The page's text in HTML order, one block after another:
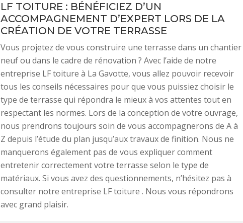
LF TOITURE : BÉNÉFICIEZ D’UN
ACCOMPAGNEMENT D’EXPERT LORS DE LA
CRÉATION DE VOTRE TERRASSE
Vous projetez de vous construire une terrasse dans un chantier
neuf ou dans le cadre de rénovation ? Avec l’aide de notre
entreprise LF toiture à La Gavotte, vous allez pouvoir recevoir
tous les conseils nécessaires pour que vous puissiez choisir le
type de terrasse qui répondra le mieux à vos attentes tout en
respectant les normes. Lors de la conception de votre ouvrage,
nous prendrons toujours soin de vous accompagnerons de A à
Z depuis l’étude du plan jusqu’aux travaux de finition. Nous ne
manquerons également pas de vous expliquer comment
entretenir correctement votre terrasse selon le type de
matériaux. Si vous avez des questionnements, n’hésitez pas à
consulter notre entreprise LF toiture . Nous vous répondrons
avec grand plaisir.